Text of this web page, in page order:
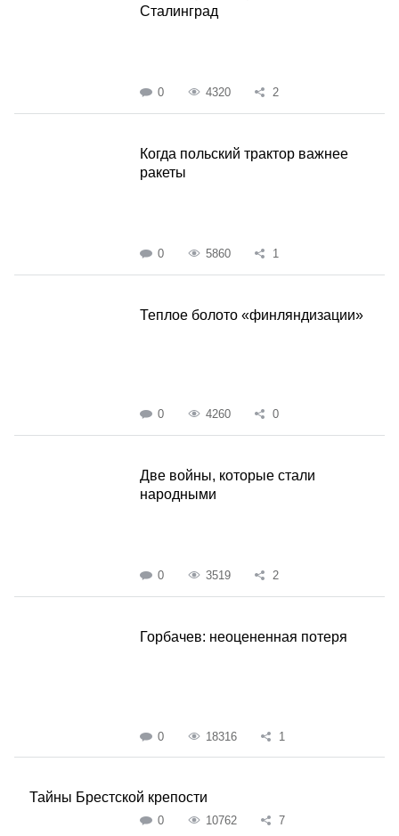
Сталинград
0 4320 2
Когда польский трактор важнее
ракеты
0 5860 1
Теплое болото «финляндизации»
0 4260 0
Две войны, которые стали
народными
0 3519 2
Горбачев: неоцененная потеря
0 18316 1
Тайны Брестской крепости
0 10762 7